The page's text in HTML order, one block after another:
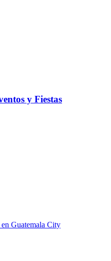
y Fiestas
en Guatemala City